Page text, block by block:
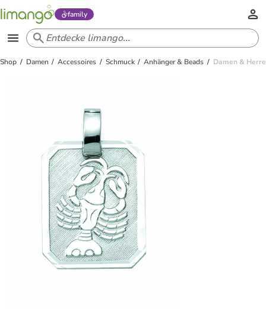
family
Shop Damen Accessoires Schmuck Anhänger & Beads Damen &